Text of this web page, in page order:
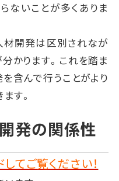
ないことが多くありま
材開発は区別されなが
かります。これを踏ま
含んで行うことがより
す。
発の関係性
てご覧ください！